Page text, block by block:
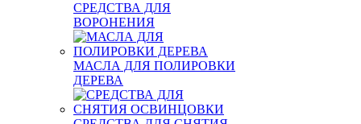
СРЕДСТВА ДЛЯ
ВОРОНЕНИЯ
МАСЛА ДЛЯ ПОЛИРОВКИ
ДЕРЕВА